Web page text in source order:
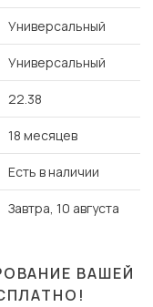
Универсальный
Универсальный
22.38
18 месяцев
Есть в наличии
Завтра, 10 августа
ВАШЕЙ